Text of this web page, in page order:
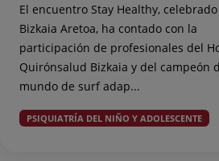
El encuentro Stay Healthy,
Bizkaia Aretoa, ha contado con la
participación de profesionales del
Quirónsalud Bizkaia y del campeón
mundo de surf adap...
PSIQUIATRÍA DEL NIÑO Y ADOLESCENTE